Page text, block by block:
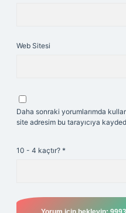
Web Sitesi
Daha sonraki yorumlarımda
site adresim bu tarayıcıya
10 - 4 kaçtır? *